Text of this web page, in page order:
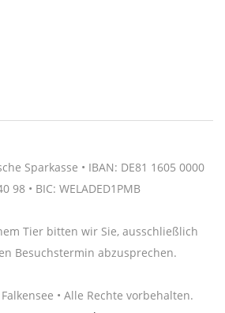
Sparkasse • IBAN: DE81 1605 0000
98 • BIC: WELADED1PMB
Tier bitten wir Sie, ausschließlich
Besuchstermin abzusprechen.
• Alle Rechte vorbehalten.